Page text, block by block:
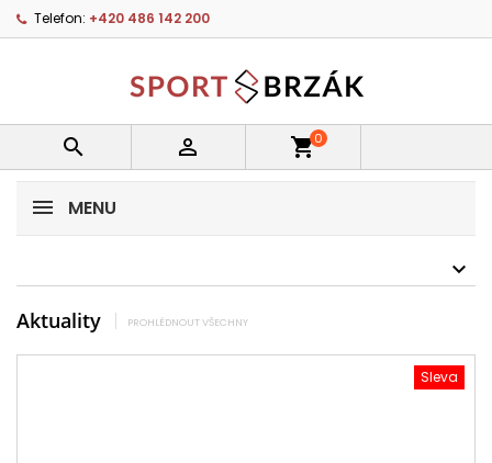
Telefon: +420 486 142 200
  shopping_cart0
MENU
Aktuality PROHLÉDNOUT VŠECHNY
Sleva